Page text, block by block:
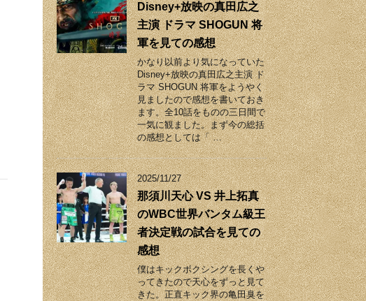
Disney+放映の真田広之
主演 ドラマ SHOGUN 将
軍を見ての感想
かなり以前より気になっていた
Disney+放映の真田広之主演 ド
ラマ SHOGUN 将軍をようやく
見ましたので感想を書いておき
ます。全10話をものの三日間で
一気に観ました。まず今の総括
の感想としては「 …
2025/11/27
那須川天心 VS 井上拓真
のWBC世界バンタム級王
者決定戦の試合を見ての
感想
僕はキックボクシングを長くや
ってきたので天心をずっと見て
きた。正直キック界の亀田臭を